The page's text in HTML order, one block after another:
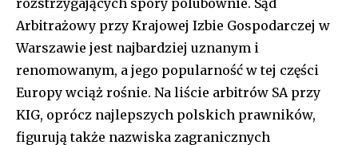
rozstrzygających spory polubownie. Sąd
Arbitrażowy przy Krajowej Izbie Gospodarczej w
Warszawie jest najbardziej uznanym i
renomowanym, a jego popularność w tej części
Europy wciąż rośnie. Na liście arbitrów SA przy
KIG, oprócz najlepszych polskich prawników,
figurują także nazwiska zagranicznych